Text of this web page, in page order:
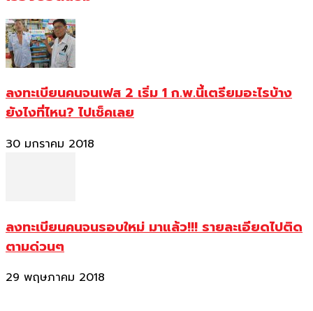
ลงทะเบียนคนจนเฟส 2 เริ่ม 1 ก.พ.นี้เตรียมอะไรบ้าง
ยังไงที่ไหน? ไปเช็คเลย
30 มกราคม 2018
ลงทะเบียนคนจนรอบใหม่ มาแล้ว!!! รายละเอียดไปติด
ตามด่วนๆ
29 พฤษภาคม 2018